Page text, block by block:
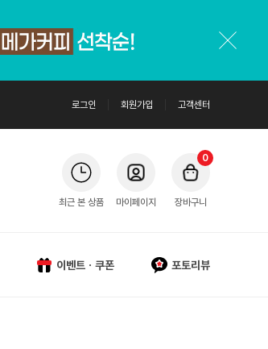
로그인 회원가입 고객센터
최근 본 상품 마이페이지 장바구니
0
이벤트ㆍ쿠폰 포토리뷰